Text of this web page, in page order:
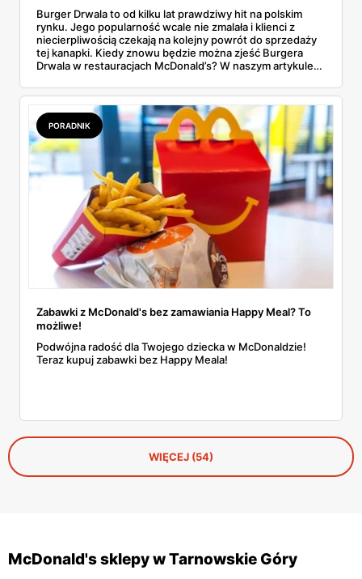
Burger Drwala to od kilku lat prawdziwy hit na polskim
rynku. Jego popularność wcale nie zmalała i klienci z
niecierpliwością czekają na kolejny powrót do sprzedaży
tej kanapki. Kiedy znowu będzie można zjeść Burgera
Drwala w restauracjach McDonald’s? W naszym artykule
PORADNIK
Zabawki z McDonald's bez zamawiania Happy Meal? To
możliwe!
Podwójna radość dla Twojego dziecka w McDonaldzie!
Teraz kupuj zabawki bez Happy Meala!
WIĘCEJ (54)
McDonald's sklepy w Tarnowskie Góry